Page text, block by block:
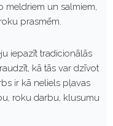
un salmiem,
prasmēm.
iepazīt tradicionālās
kā tās var dzīvot
ir kā neliels pļavas
roku darbu, klusumu